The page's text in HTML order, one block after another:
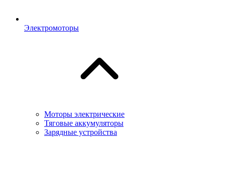
Электромоторы
Моторы электрические
Тяговые аккумуляторы
Зарядные устройства